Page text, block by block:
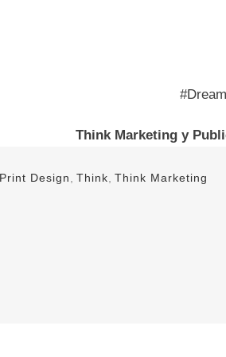
Think Marketing y
Print Design, Think, Think Marketing